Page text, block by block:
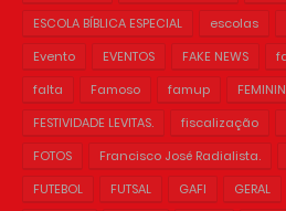
ESCOLA BÍBLICA ESPECIAL
escolas
Evento
EVENTOS FAKE NEWS
falta
Famoso famup
FESTIVIDADE LEVITAS.
fiscalização
FOTOS
Francisco José Radialista.
FUTEBOL
FUTSAL GAFI GERAL